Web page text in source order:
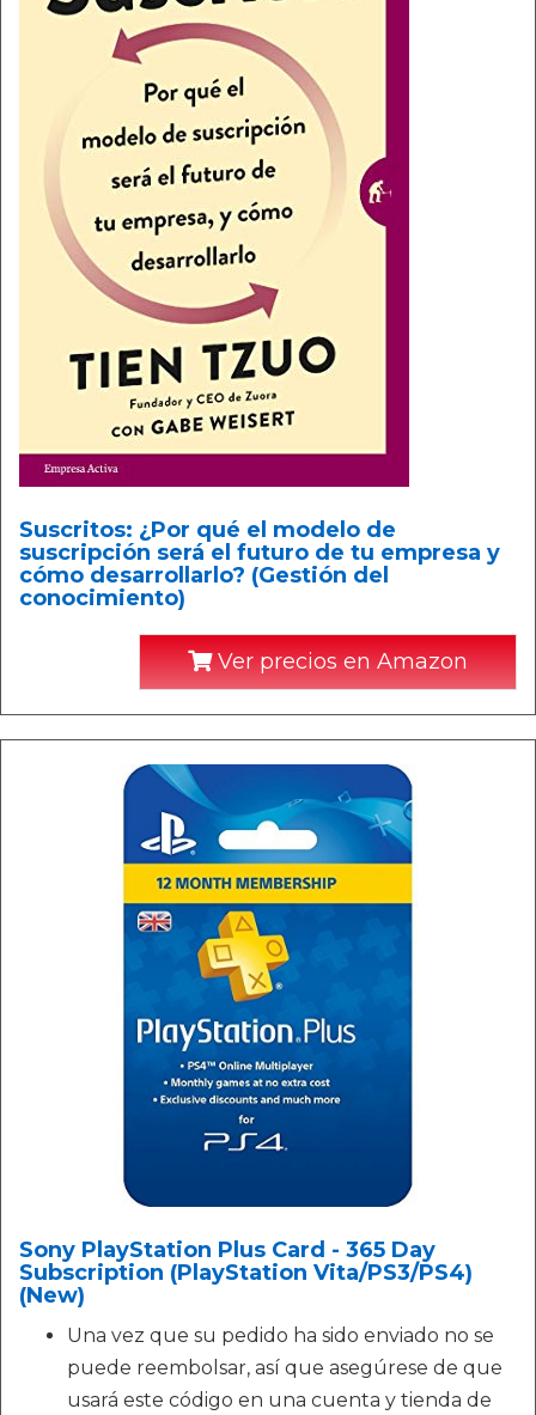
Suscritos: ¿Por qué el modelo de
suscripción será el futuro de tu empresa y
cómo desarrollarlo? (Gestión del
conocimiento)
Ver precios en Amazon
Sony PlayStation Plus Card - 365 Day
Subscription (PlayStation Vita/PS3/PS4)
(New)
Una vez que su pedido ha sido enviado no se
puede reembolsar, así que asegúrese de que
usará este código en una cuenta y tienda de